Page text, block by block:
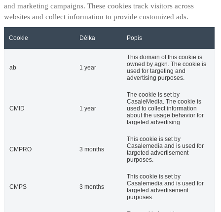
and marketing campaigns. These cookies track visitors across
websites and collect information to provide customized ads.
Cookie Délka Popis
ab 1 year
This domain of this cookie is
owned by agkn. The cookie is
used for targeting and
advertising purposes.
CMID 1 year
The cookie is set by
CasaleMedia. The cookie is
used to collect information
about the usage behavior for
targeted advertising.
CMPRO 3 months
This cookie is set by
Casalemedia and is used for
targeted advertisement
purposes.
CMPS 3 months
This cookie is set by
Casalemedia and is used for
targeted advertisement
purposes.